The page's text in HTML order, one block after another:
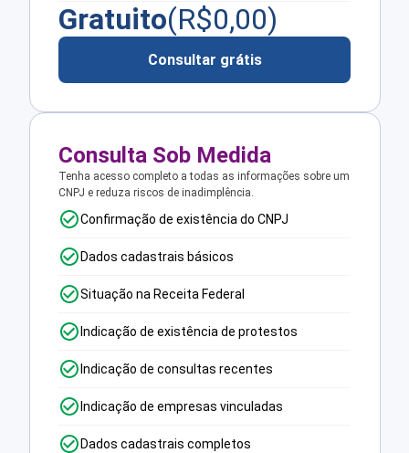
Gratuito(R$0,00)
Consultar grátis
Consulta Sob Medida
Tenha acesso completo a todas as informações sobre um
CNPJ e reduza riscos de inadimplência.
Confirmação de existência do CNPJ
Dados cadastrais básicos
Situação na Receita Federal
Indicação de existência de protestos
Indicação de consultas recentes
Indicação de empresas vinculadas
Dados cadastrais completos